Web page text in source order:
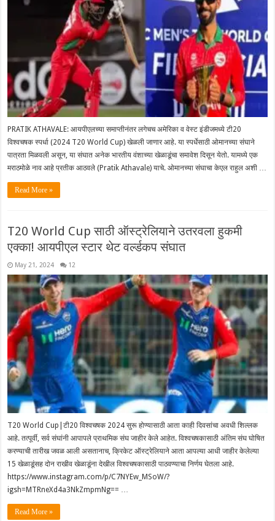
PRATIK ATHAVALE: आयपीएलच्या समाप्तीनंतर लगेचच अमेरिका व वेस्ट इंडीजमध्ये टी20
विश्वचषक स्पर्धा (2024 T20 World Cup) खेळली जाणार आहे. या स्पर्धेसाठी ओमानच्या संघाने
पात्रता मिळवली असून, या संघात अनेक भारतीय वंशाच्या खेळाडूंचा समावेश दिसून येतो. यामध्ये एक
मराठमोळे नाव आहे प्रतीक आठवले (Pratik Athavale) याचे. ओमानच्या संघाचा केएल राहुल अशी …
Read More »
T20 World Cup साठी ऑस्ट्रेलियाने उतरवला हुकमी
एक्का! आयपीएल स्टार थेट वर्ल्डकप संघात
May 21, 2024 12
T20 World Cup|टी20 विश्वचषक 2024 सुरू होण्यासाठी आता काही दिवसांचा अवधी शिल्लक
आहे. तत्पूर्वी, सर्व संघांनी आपापले प्राथमिक संघ जाहीर केले आहेत. विश्वचषकासाठी अंतिम संघ घोषित
करण्याची तारीख जवळ आली असतानाच, क्रिकेट ऑस्ट्रेलियाने आता आपल्या आधी जाहीर केलेल्या
15 खेळाडूंसह दोन राखीव खेळाडूंना देखील विश्वचषकासाठी पाठवण्याचा निर्णय घेतला आहे.
https://www.instagram.com/p/C7NYEw_MSoW/?
igsh=MTRneXd4a3NkZmpmNg== …
Read More »